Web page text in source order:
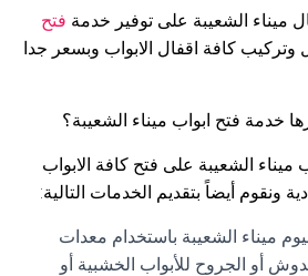
ميناء الشعيبة على توفير خدمة فتح
وتركيب كافة اقفال الابواب وبسعر جدا
خدمة فتح ابواب ميناء الشعيبة؟
الشعيبة على فتح كافة الابواب
ونقوم أيضاً بتقديم الخدمات التالية:
ميناء الشعيبة باستخدام معدات
أو الجروح للأبواب الخشبية أو